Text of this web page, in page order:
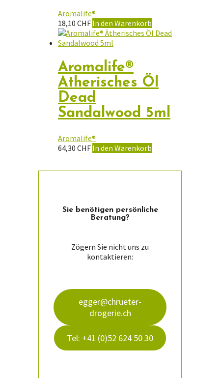
der
Produktseite
gewählt
werden
Aromalife®
18,10 CHF In den Warenkorb
Aromalife®
Ätherisches Öl
Dead
Sandalwood 5ml
Aromalife®
64,30 CHF In den Warenkorb
Sie ­benötigen persön­liche
Beratung?
Zögern Sie nicht uns zu
kontaktieren:
egger@chrueter-
drogerie.ch
Tel: +41 (0)52 624 50 30